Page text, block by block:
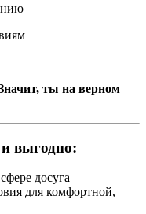
ты на верном
выгодно:
досуга
для комфортной,